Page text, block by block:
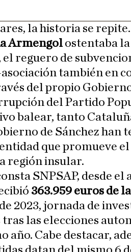
la historia se
Armengol ostentaba
reguero de
también en
del propio
del Partido
balear, tanto
de Sánchez han
que promueve
región insular.
SNPSAP, desde el
363.959 euros de
2023, jornada de
las elecciones
año. Cabe destacar,